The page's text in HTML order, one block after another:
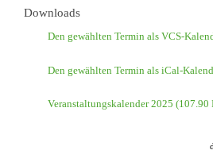
Downloads
Den gewählten Termin als VCS-
Den gewählten Termin als iCal-
Veranstaltungskalender 2025 (107.90